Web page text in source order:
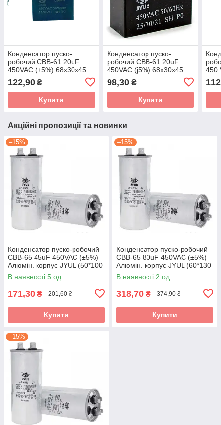
Конденсатор пуско-
робочий CBB-61 20uF
450VAC (±5%) 68x30x45
122,90 ₴
Купити
Конденсатор пуско-
робочий CBB-61 20uF
450VAC (j5%) 68x30x45
98,30₴
Купити
450
Акційні пропозиції та новинки
–15%
Конденсатор пуско-робочий
CBB-65 45uF 450VAC (±5%)
Алюмін. корпус JYUL (50*100
мм)
В наявності 5 од.
171,30 ₴ 201,60 ₴
Купити
–15%
Конденсатор пуско-робочий
CBB-65 80uF 450VAC (±5%)
Алюмін. корпус JYUL (60*130
мм)
В наявності 2 од.
318,70 ₴ 374,90 ₴
Купити
–15%